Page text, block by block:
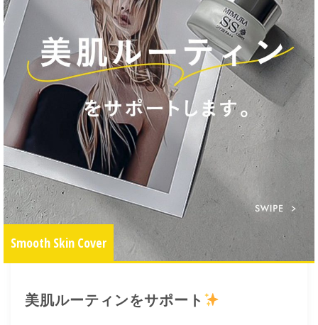
Smooth Skin Cover
美肌ルーティンをサポート